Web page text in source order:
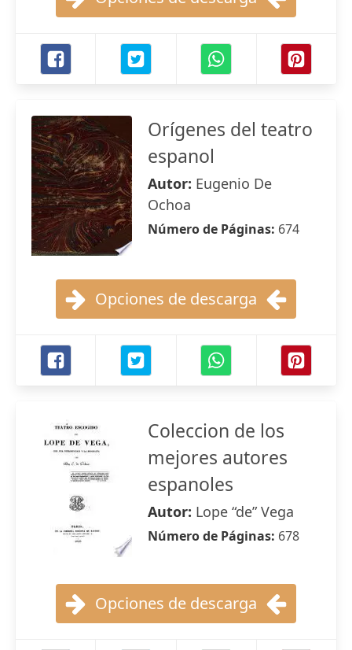
Orígenes del teatro
espanol
Autor: Eugenio De
Ochoa
Número de Páginas: 674
Opciones de descarga
Coleccion de los
mejores autores
espanoles
Autor: Lope “de” Vega
Número de Páginas: 678
Opciones de descarga